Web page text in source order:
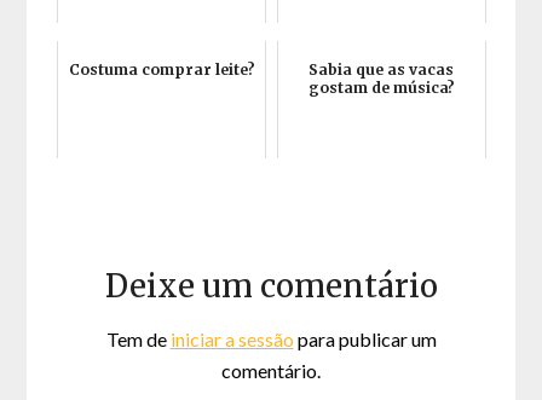
Costuma comprar leite?
Sabia que as vacas
gostam de música?
Deixe um comentário
Tem de iniciar a sessão para publicar um
comentário.